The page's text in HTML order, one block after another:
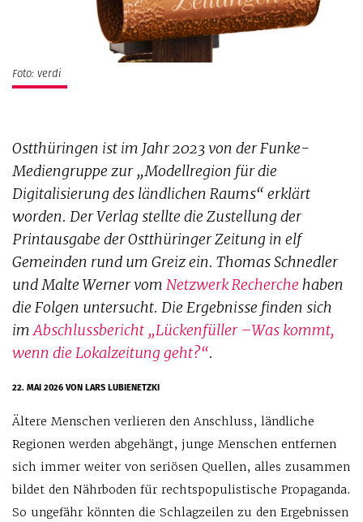
Foto: verdi
Ostthüringen ist im Jahr 2023 von der Funke-
Mediengruppe zur „Modellregion für die
Digitalisierung des ländlichen Raums“ erklärt
worden. Der Verlag stellte die Zustellung der
Printausgabe der Ostthüringer Zeitung in elf
Gemeinden rund um Greiz ein. Thomas Schnedler
und Malte Werner vom Netzwerk Recherche haben
die Folgen untersucht. Die Ergebnisse finden sich
imAbschlussbericht „Lückenfüller –Was kommt,
wenn die Lokalzeitung geht?“.
22. MAI 2026VON LARS LUBIENETZKI
Ältere Menschen verlieren den Anschluss, ländliche
Regionen werden abgehängt, junge Menschen entfernen
sich immer weiter von seriösen Quellen, alles zusammen
bildet den Nährboden für rechtspopulistische Propaganda.
So ungefähr könnten die Schlagzeilen zu den Ergebnissen